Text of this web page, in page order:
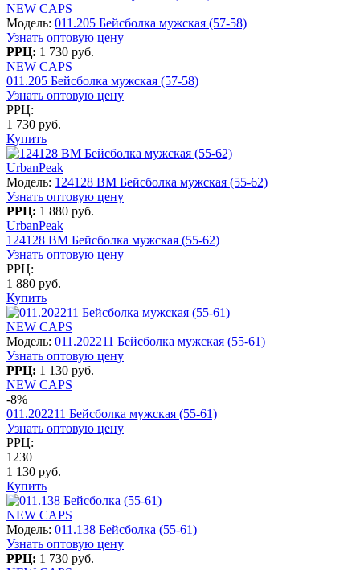
NEW CAPS
Модель: 011.205 Бейсболка мужская (57-58)
Узнать оптовую цену
РРЦ: 1 730 руб.
NEW CAPS
011.205 Бейсболка мужская (57-58)
Узнать оптовую цену
РРЦ:
1 730 руб.
Купить
UrbanPeak
Модель: 124128 BM Бейсболка мужская (55-62)
Узнать оптовую цену
РРЦ: 1 880 руб.
UrbanPeak
124128 BM Бейсболка мужская (55-62)
Узнать оптовую цену
РРЦ:
1 880 руб.
Купить
NEW CAPS
Модель: 011.202211 Бейсболка мужская (55-61)
Узнать оптовую цену
РРЦ: 1 130 руб.
NEW CAPS
-8%
011.202211 Бейсболка мужская (55-61)
Узнать оптовую цену
РРЦ:
1230
1 130 руб.
Купить
NEW CAPS
Модель: 011.138 Бейсболка (55-61)
Узнать оптовую цену
РРЦ: 1 730 руб.